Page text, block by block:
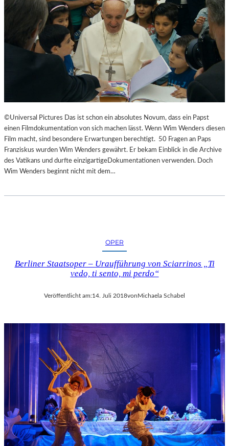
©Universal Pictures Das ist schon ein absolutes Novum, dass ein Papst
einen Filmdokumentation von sich machen lässt. Wenn Wim Wenders diesen
Film macht, sind besondere Erwartungen berechtigt. 50 Fragen an Paps
Franziskus wurden Wim Wenders gewährt. Er bekam Einblick in die Archive
des Vatikans und durfte einzigartigeDokumentationen verwenden. Doch
Wim Wenders beginnt nicht mit dem…
OPER
Berliner Staatsoper – Uraufführung von Sciarrinos „Ti
vedo, ti sento, mi perdo“
Veröffentlicht am:14. Juli 2018vonMichaela Schabel